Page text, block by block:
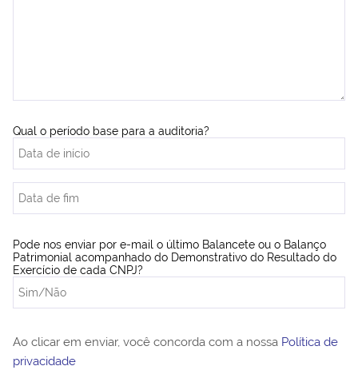
Qual o período base para a auditoria?
Pode nos enviar por e-mail o último Balancete ou o Balanço
Patrimonial acompanhado do Demonstrativo do Resultado do
Exercício de cada CNPJ?
Ao clicar em enviar, você concorda com a nossa Política de
privacidade